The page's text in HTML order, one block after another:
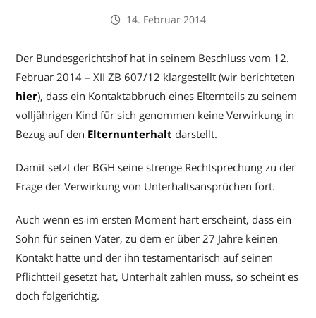
14. Februar 2014
Der Bundesgerichtshof hat in seinem Beschluss vom 12.
Februar 2014 – XII ZB 607/12 klargestellt (wir berichteten
hier), dass ein Kontaktabbruch eines Elternteils zu seinem
volljährigen Kind für sich genommen keine Verwirkung in
Bezug auf den Elternunterhalt darstellt.
Damit setzt der BGH seine strenge Rechtsprechung zu der
Frage der Verwirkung von Unterhaltsansprüchen fort.
Auch wenn es im ersten Moment hart erscheint, dass ein
Sohn für seinen Vater, zu dem er über 27 Jahre keinen
Kontakt hatte und der ihn testamentarisch auf seinen
Pflichtteil gesetzt hat, Unterhalt zahlen muss, so scheint es
doch folgerichtig.